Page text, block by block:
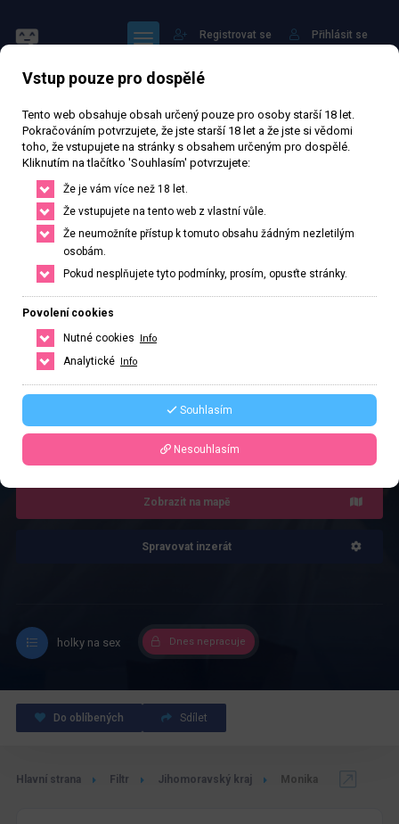
Přihlásit se
Registrovat se
Monika
54 393 zhlédnutí
let 160
Brno, Jihomoravský kraj, Česká republika
Řekněte že voláte z webu www.privatzone.com
4.0 Recenze: 1
Zobrazit na mapě
Spravovat inzerát
holky na sex Dnes nepracuje
Do oblíbených Sdílet
Hlavní strana Filtr Jihomoravský kraj Monika
Vstup pouze pro dospělé
Tento web obsahuje obsah určený pouze pro osoby starší 18 let.
Pokračováním potvrzujete, že jste starší 18 let a že jste si vědomi
toho, že vstupujete na stránky s obsahem určeným pro dospělé.
Kliknutím na tlačítko 'Souhlasím' potvrzujete:
Že je vám více než 18 let.
Že vstupujete na tento web z vlastní vůle.
Že neumožníte přístup k tomuto obsahu žádným nezletilým
osobám.
Pokud nesplňujete tyto podmínky, prosím, opusťte stránky.
Povolení cookies
Nutné cookies
Info
Analytické Info
Souhlasím
Nesouhlasím